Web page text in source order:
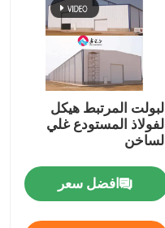
البولت المرتبط هيكل
الفولاذ المستودع غلي
الساخن
افضل سعر